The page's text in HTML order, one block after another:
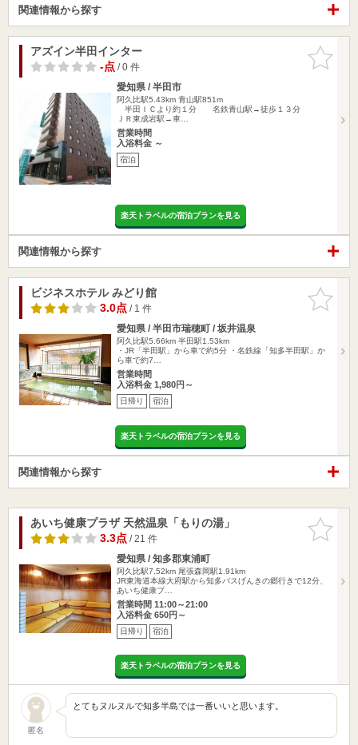
関連情報から探す
お気に入
りに追加
アズイン半田インター
-点/ 0 件
愛知県 / 半田市
阿久比駅5.43km 青山駅851m
半田ＩＣより約１分 名鉄青山駅→徒歩１３分
ＪＲ東成岩駅→車…
営業時間
入浴料金 ～
宿泊
楽天トラベルの宿泊プランを見る
関連情報から探す
お気に入
りに追加
ビジネスホテル みどり館
3.0点/ 1 件
愛知県 / 半田市瑞穂町 / 坂井温泉
阿久比駅5.66km 半田駅1.53km
・JR「半田駅」から車で約5分 ・名鉄線「知多半田駅」か
ら車で約7…
営業時間
入浴料金 1,980円～
日帰り 宿泊
楽天トラベルの宿泊プランを見る
関連情報から探す
お気に入
りに追加
あいち健康プラザ 天然温泉「もりの湯」
3.3点/ 21 件
愛知県 / 知多郡東浦町
阿久比駅7.52km 尾張森岡駅1.91km
JR東海道本線大府駅から知多バスげんきの郷行きで12分、
あいち健康プ…
営業時間 11:00～21:00
入浴料金 650円～
日帰り 宿泊
楽天トラベルの宿泊プランを見る
匿名
とてもヌルヌルで知多半島では一番いいと思います。